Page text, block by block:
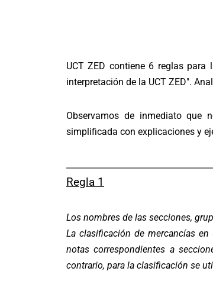
UCT ZED contiene 6 reglas
interpretación de la UCT ZED".
Observamos de inmediato que
simplificada con explicaciones y
Regla 1
Los nombres de las secciones,
La clasificación de mercancías
notas correspondientes a
contrario, para la clasificación se